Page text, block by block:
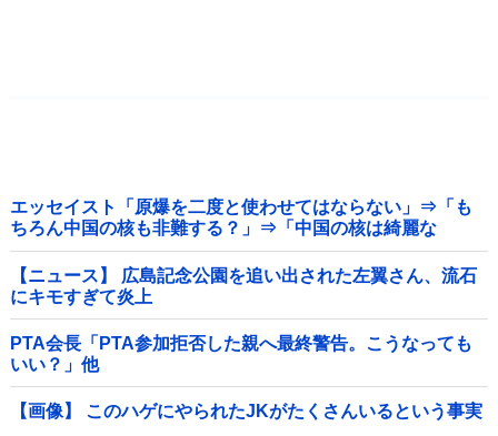
エッセイスト「原爆を二度と使わせてはならない」⇒「も
ちろん中国の核も非難する？」⇒「中国の核は綺麗な
核！」
【ニュース】 広島記念公園を追い出された左翼さん、流石
にキモすぎて炎上
PTA会長「PTA参加拒否した親へ最終警告。こうなっても
いい？」他
【画像】 このハゲにやられたJKがたくさんいるという事実